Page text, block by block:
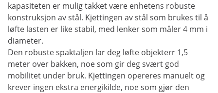
kapasiteten er mulig takket være enhetens robuste
konstruksjon av stål. Kjettingen av stål som brukes til å
løfte lasten er like stabil, med lenker som måler 4 mm i
diameter.
Den robuste spaktaljen lar deg løfte objekterr 1,5
meter over bakken, noe som gir deg svært god
mobilitet under bruk. Kjettingen opereres manuelt og
krever ingen ekstra energikilde, noe som gjør den